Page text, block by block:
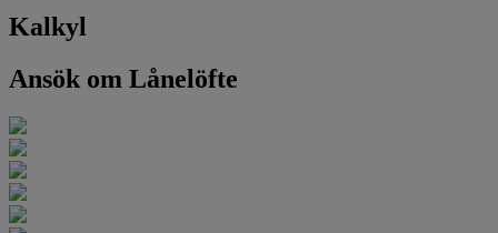
Kalkyl
Ansök om Lånelöfte